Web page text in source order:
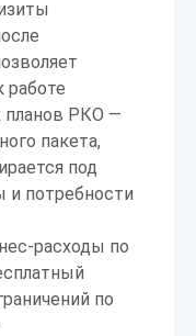
работе
планов РКО —
пакета,
под
и потребности
расходы по
по